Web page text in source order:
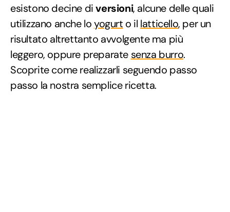
esistono decine diversioni, alcune delle quali
utilizzano anche loyogurt o il latticello, per un
risultato altrettanto avvolgente ma più
leggero, oppure preparate senza burro.
Scoprite come realizzarli seguendo passo
passo la nostra semplice ricetta.